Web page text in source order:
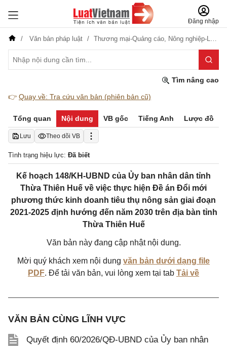
Đăng nhập
Văn bản pháp luật Thương mại-Quảng cáo, Nông nghiệp-Lâm nghiệp
Tìm nâng cao
👉 Quay về: Tra cứu văn bản (phiên bản cũ)
Tổng quan Nội dung VB gốc Tiếng Anh Lược đồ
Lưu Theo dõi VB
Tình trạng hiệu lực: Đã biết
Kế hoạch 148/KH-UBND của Ủy ban nhân dân tỉnh
Thừa Thiên Huế về việc thực hiện Đề án Đổi mới
phương thức kinh doanh tiêu thụ nông sản giai đoạn
2021-2025 định hướng đến năm 2030 trên địa bàn tỉnh
Thừa Thiên Huế
Văn bản này đang cập nhật nội dung.
Mời quý khách xem nội dung văn bản dưới dạng file
PDF. Để tải văn bản, vui lòng xem tại tab Tải về
VĂN BẢN CÙNG LĨNH VỰC
Quyết định 60/2026/QĐ-UBND của Ủy ban nhân